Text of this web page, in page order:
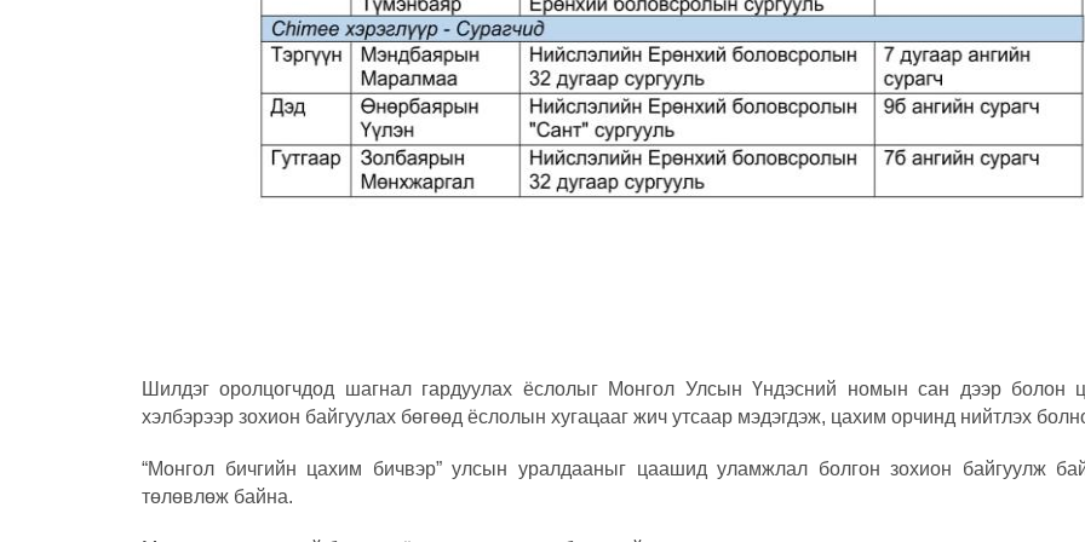
Шилдэг оролцогчдод шагнал гардуулах ёслолыг Монгол Улсын Үндэсний номын сан дээр болон
хэлбэрээр зохион байгуулах бөгөөд ёслолын хугацааг жич утсаар мэдэгдэж, цахим орчинд нийтлэх
“Монгол бичгийн цахим бичвэр” улсын уралдааныг цаашид уламжлал болгон зохион байгуулж
төлөвлөж байна.